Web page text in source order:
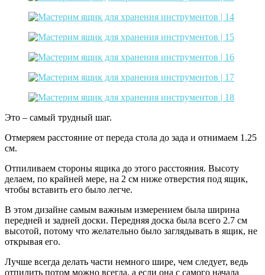
Это – самый трудный шаг.
Отмеряем расстояние от переда стола до зада и отнимаем 1.25
см.
Отпиливаем стороны ящика до этого расстояния. Высоту
делаем, по крайней мере, на 2 см ниже отверстия под ящик,
чтобы вставить его было легче.
В этом дизайне самым важным измерением была ширина
передней и задней доски. Передняя доска была всего 2.7 см
высотой, потому что желательно было заглядывать в ящик, не
открывая его.
Лучше всегда делать части немного шире, чем следует, ведь
отпилить потом можно всегда, а если она с самого начала